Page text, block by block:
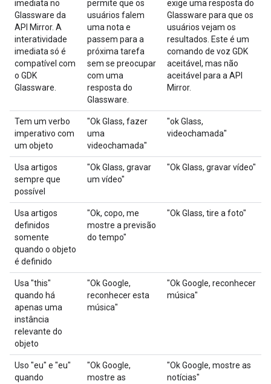
imediata no
Glassware da
API Mirror. A
interatividade
imediata só é
compatível com
o GDK
Glassware.
permite que os
usuários falem
uma nota e
passem para a
próxima tarefa
sem se preocupar
com uma
resposta do
Glassware.
exige uma resposta do
Glassware para que os
usuários vejam os
resultados. Este é um
comando de voz GDK
aceitável, mas não
aceitável para a API
Mirror.
Tem um verbo
imperativo com
um objeto
"Ok Glass, fazer
uma
videochamada"
"ok Glass,
videochamada"
Usa artigos
sempre que
possível
"Ok Glass, gravar
um vídeo"
"Ok Glass, gravar vídeo"
Usa artigos
definidos
somente
quando o objeto
é definido
"Ok, copo, me
mostre a previsão
do tempo"
"Ok Glass, tire a foto"
Usa "this"
quando há
apenas uma
instância
relevante do
objeto
"Ok Google,
reconhecer esta
música"
"Ok Google, reconhecer
música"
Uso "eu" e "eu"
quando
"Ok Google,
mostre as
"Ok Google, mostre as
notícias"